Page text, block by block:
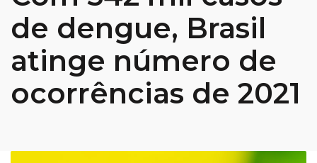
de dengue, Brasil
atinge número de
ocorrências de 2021